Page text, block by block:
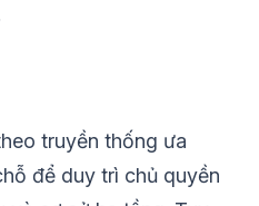
truyền thống ưa
để duy trì chủ quyền